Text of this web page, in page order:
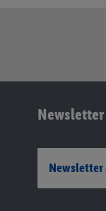
Newsletter